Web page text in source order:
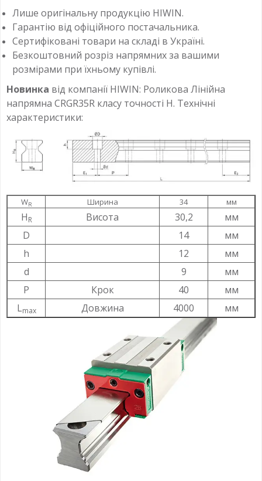
Лише оригінальну продукцію HIWIN.
Гарантію від офіційного постачальника.
Сертифіковані товари на складі в Україні.
Безкоштовний розріз напрямних за вашими
розмірами при їхньому купівлі.
Новинка від компанії HIWIN: Роликова Лінійна
напрямна CRGR35R класу точності H. Технічні
характеристики:
WR Ширина 34 мм
HR Висота 30,2
мм
D
14
мм
h
12
мм
d
9
мм
P
Крок 40
мм
Lmax Довжина 4000 мм